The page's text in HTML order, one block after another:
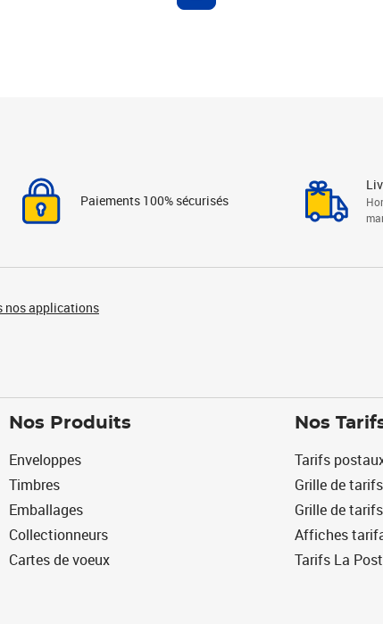
Paiements 100% sécurisés
nos applications
Nos Produits
Enveloppes
Timbres
Emballages
Collectionneurs
Cartes de voeux
Nos
Tarifs
Grille de
Grille de
Affiches
Tarifs La